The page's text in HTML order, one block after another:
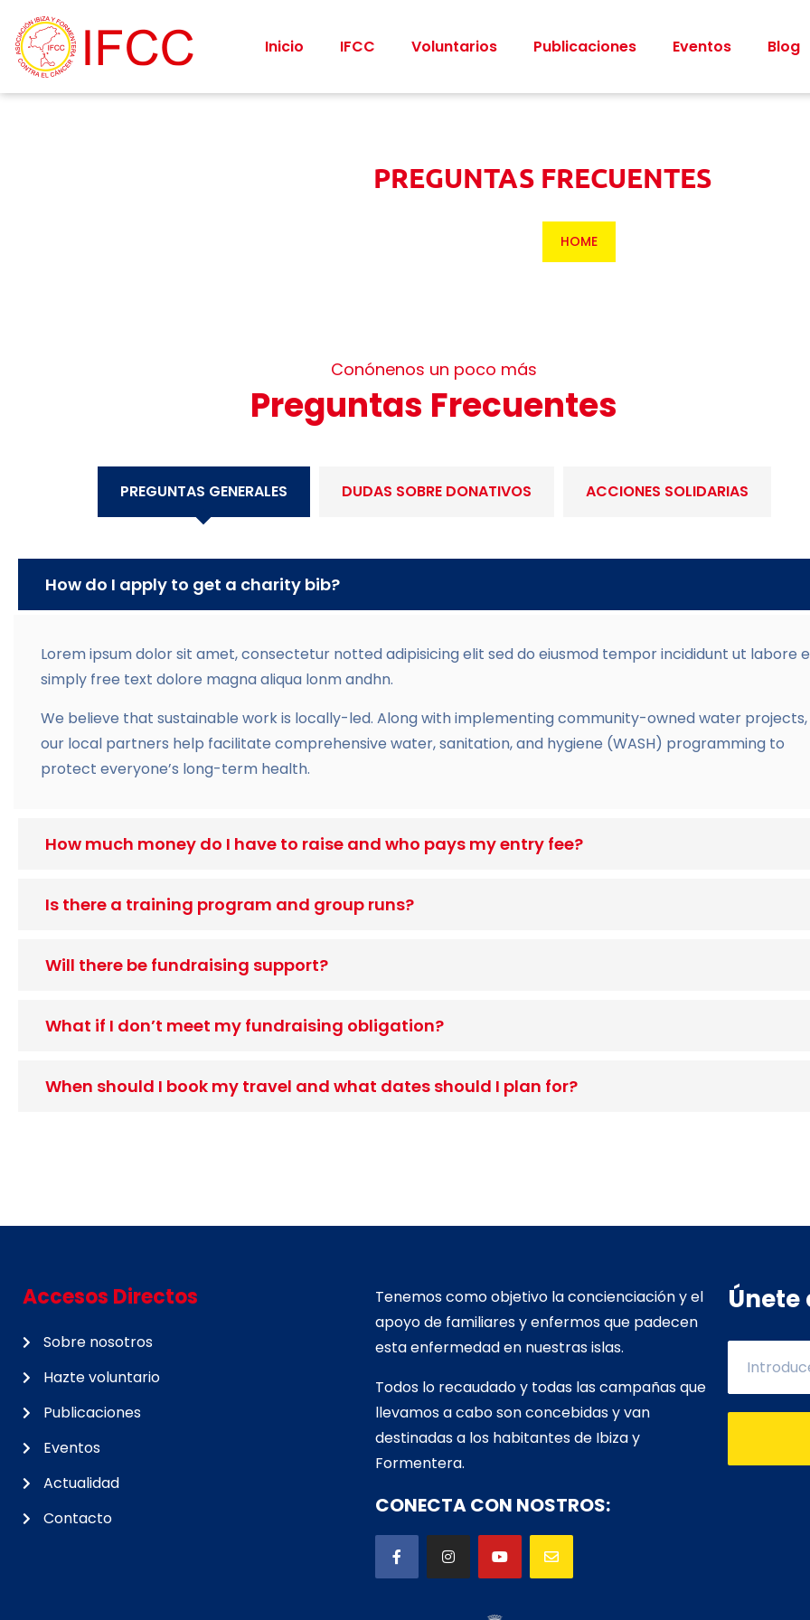
Inicio IFCC Voluntarios Publicaciones Eventos Blog
PREGUNTAS FRECUENTES
HOME
Conónenos un poco más
Preguntas Frecuentes
PREGUNTAS GENERALES DUDAS SOBRE DONATIVOS ACCIONES SOLIDARIAS
How do I apply to get a charity bib?
Lorem ipsum dolor sit amet, consectetur notted adipisicing elit sed do eiusmod tempor incididunt ut labore
simply free text dolore magna aliqua lonm andhn.
We believe that sustainable work is locally-led. Along with implementing community-owned water projects,
our local partners help facilitate comprehensive water, sanitation, and hygiene (WASH) programming to
protect everyone’s long-term health.
How much money do I have to raise and who pays my entry fee?
Is there a training program and group runs?
Will there be fundraising support?
What if I don’t meet my fundraising obligation?
When should I book my travel and what dates should I plan for?
Accesos Directos
Sobre nosotros
Hazte voluntario
Publicaciones
Eventos
Actualidad
Contacto
Tenemos como objetivo la concienciación y el
apoyo de familiares y enfermos que padecen
esta enfermedad en nuestras islas.
Todos lo recaudado y todas las campañas que
llevamos a cabo son concebidas y van
destinadas a los habitantes de Ibiza y
Formentera.
CONECTA CON NOSTROS: